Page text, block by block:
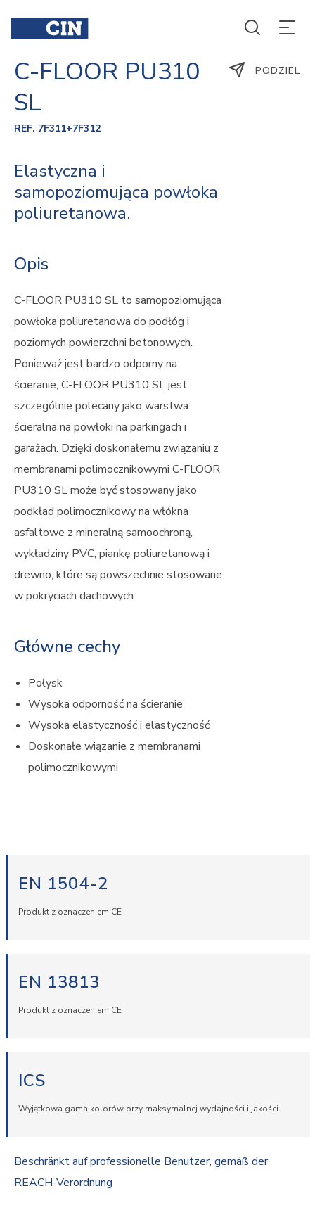
C-FLOOR PU310
SL
REF. 7F311+7F312
Elastyczna i
samopoziomująca powłoka
poliuretanowa.
Opis
C-FLOOR PU310 SL to samopoziomująca
powłoka poliuretanowa do podłóg i
poziomych powierzchni betonowych.
Ponieważ jest bardzo odporny na
ścieranie, C-FLOOR PU310 SL jest
szczególnie polecany jako warstwa
ścieralna na powłoki na parkingach i
garażach. Dzięki doskonałemu związaniu z
membranami polimocznikowymi C-FLOOR
PU310 SL może być stosowany jako
podkład polimocznikowy na włókna
asfaltowe z mineralną samoochroną,
wykładziny PVC, piankę poliuretanową i
drewno, które są powszechnie stosowane
w pokryciach dachowych.
Główne cechy
Połysk
Wysoka odporność na ścieranie
Wysoka elastyczność i elastyczność
Doskonałe wiązanie z membranami
polimocznikowymi
PODZIEL
EN 1504-2
Produkt z oznaczeniem CE
EN 13813
Produkt z oznaczeniem CE
ICS
Wyjątkowa gama kolorów przy maksymalnej wydajności i jakości
Beschränkt auf professionelle Benutzer, gemäß der
REACH-Verordnung